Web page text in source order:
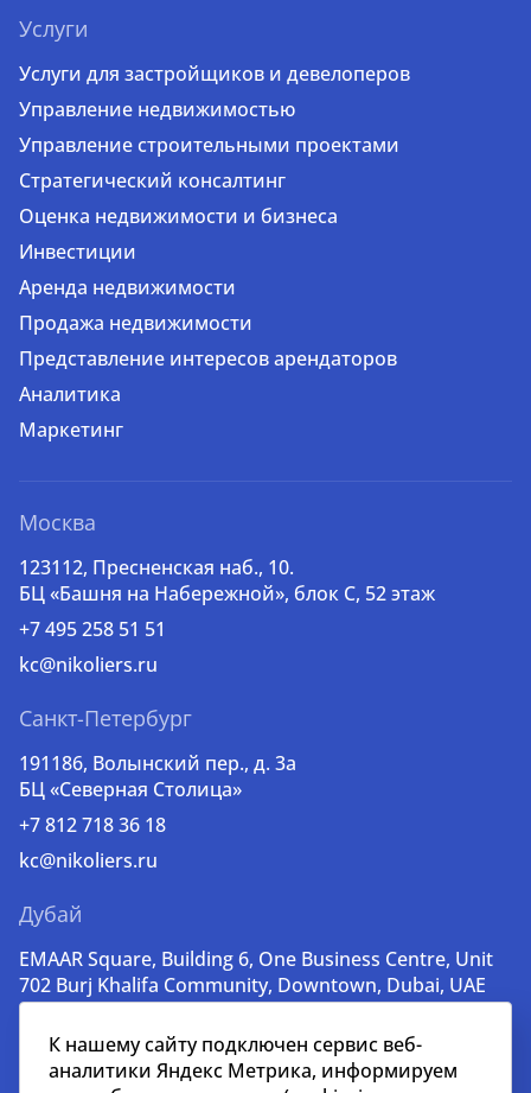
Услуги
Услуги для застройщиков и девелоперов
Управление недвижимостью
Управление строительными проектами
Стратегический консалтинг
Оценка недвижимости и бизнеса
Инвестиции
Аренда недвижимости
Продажа недвижимости
Представление интересов арендаторов
Аналитика
Маркетинг
Москва
123112, Пресненская наб., 10.
БЦ «Башня на Набережной», блок С, 52 этаж
+7 495 258 51 51
kc@nikoliers.ru
Санкт-Петербург
191186, Волынский пер., д. 3a
БЦ «Северная Столица»
+7 812 718 36 18
kc@nikoliers.ru
Дубай
EMAAR Square, Building 6, One Business Centre, Unit
702 Burj Khalifa Community, Downtown, Dubai, UAE
lead@nikoliers-global.com
К нашему сайту подключен сервис веб-
аналитики Яндекс Метрика, информируем